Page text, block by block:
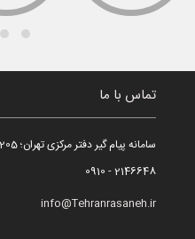
تماس با ما
2146648 - 0910
info@Tehranrasaneh.ir